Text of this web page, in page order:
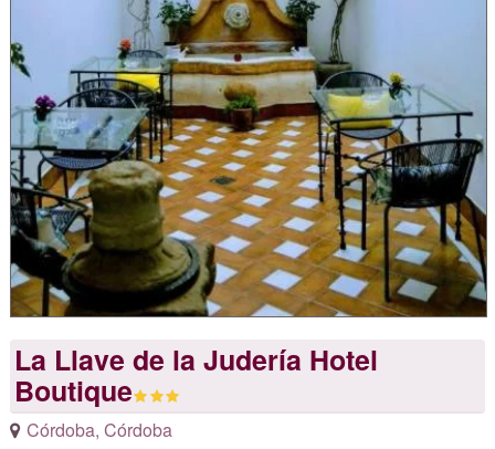
La Llave de la Judería Hotel
Boutique
Córdoba, Córdoba